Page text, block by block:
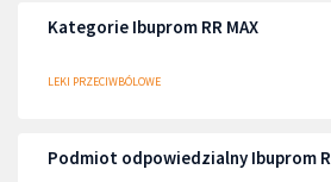
Kategorie Ibuprom RR MAX
LEKI PRZECIWBÓLOWE
Podmiot odpowiedzialny Ibuprom